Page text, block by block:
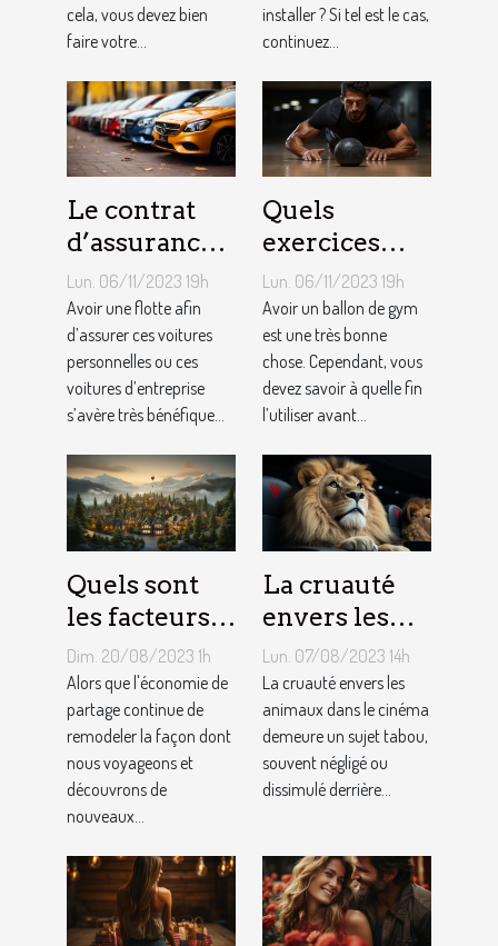
cela, vous devez bien
faire votre...
installer ? Si tel est le cas,
continuez...
Le contrat
d’assurance
auto par
flotte : est-il
si
bénéfique ?
Lun. 06/11/2023 19h
Avoir une flotte afin
d’assurer ces voitures
personnelles ou ces
voitures d’entreprise
s’avère très bénéfique...
Quels
exercices
pouvez-vous
faire avec un
ballon de
gym ?
Lun. 06/11/2023 19h
Avoir un ballon de gym
est une très bonne
chose. Cependant, vous
devez savoir à quelle fin
l’utiliser avant...
Quels sont
les facteurs
qui sous-
tendent la
tarification
des services
de
conciergerie
Dim. 20/08/2023 1h
Alors que l'économie de
partage continue de
remodeler la façon dont
nous voyageons et
découvrons de
nouveaux...
La cruauté
envers les
animaux
dans le
cinéma : un
sujet tabou
Lun. 07/08/2023 14h
La cruauté envers les
animaux dans le cinéma
demeure un sujet tabou,
souvent négligé ou
dissimulé derrière...